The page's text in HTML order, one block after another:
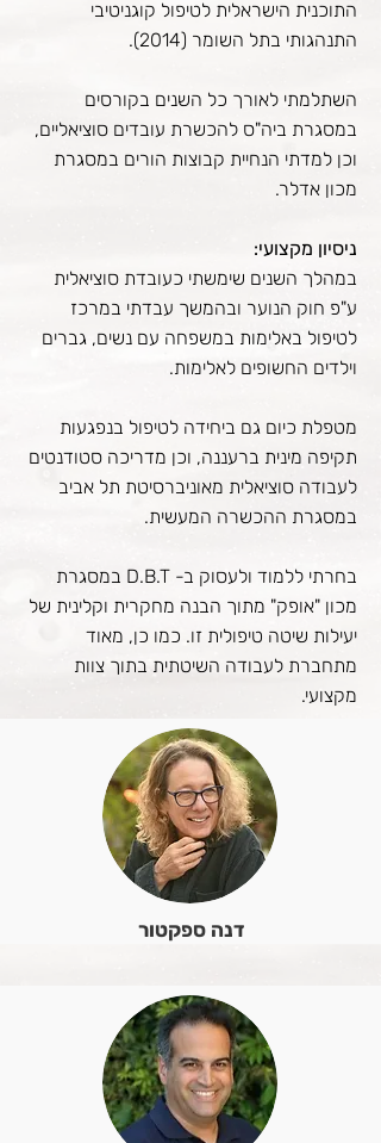
התוכנית הישראלית לטיפול קוגניטיבי
התנהגותי בתל השומר (2014).
השתלמתי לאורך כל השנים בקורסים
במסגרת ביה"ס להכשרת עובדים סוציאליים,
וכן למדתי הנחיית קבוצות הורים במסגרת
מכון אדלר.
ניסיון מקצועי:
במהלך השנים שימשתי כעובדת סוציאלית
ע"פ חוק הנוער ובהמשך עבדתי במרכז
לטיפול באלימות במשפחה עם נשים, גברים
וילדים החשופים לאלימות.
מטפלת כיום גם ביחידה לטיפול בנפגעות
תקיפה מינית ברעננה, וכן מדריכה סטודנטים
לעבודה סוציאלית מאוניברסיטת תל אביב
במסגרת ההכשרה המעשית.
בחרתי ללמוד ולעסוק ב- D.B.T במסגרת
מכון "אופק" מתוך הבנה מחקרית וקלינית של
יעילות שיטה טיפולית זו. כמו כן, מאוד
מתחברת לעבודה השיטתית בתוך צוות
מקצועי.
דנה ספקטור